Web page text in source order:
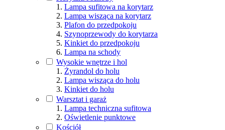
Lampa sufitowa na korytarz
Lampa wisząca na korytarz
Plafon do przedpokoju
Szynoprzewody do korytarza
Kinkiet do przedpokoju
Lampa na schody
Wysokie wnętrze i hol
Żyrandol do holu
Lampa wisząca do holu
Kinkiet do holu
Warsztat i garaż
Lampa techniczna sufitowa
Oświetlenie punktowe
Kościół